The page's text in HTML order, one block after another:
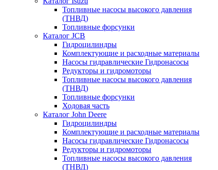
Топливные насосы высокого давления
(ТНВД)
Топливные форсунки
Каталог JCB
Гидроцилиндры
Комплектующие и расходные материалы
Насосы гидравлические Гидронасосы
Редукторы и гидромоторы
Топливные насосы высокого давления
(ТНВД)
Топливные форсунки
Ходовая часть
Каталог John Deere
Гидроцилиндры
Комплектующие и расходные материалы
Насосы гидравлические Гидронасосы
Редукторы и гидромоторы
Топливные насосы высокого давления
(ТНВД)